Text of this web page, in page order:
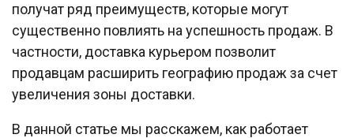
получат ряд преимуществ, которые могут
существенно повлиять на успешность продаж. В
частности, доставка курьером позволит
продавцам расширить географию продаж за счет
увеличения зоны доставки.
В данной статье мы расскажем, как работает